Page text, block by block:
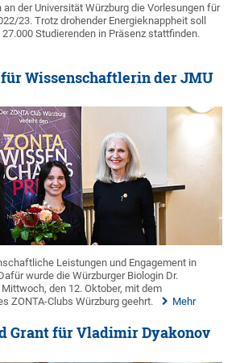
an der Universität Würzburg die Vorlesungen für
23. Trotz drohender Energieknappheit soll
Studierenden in Präsenz stattfinden.
Wissenschaftlerin der JMU
Leistungen und Engagement in
wurde die Würzburger Biologin Dr.
den 12. Oktober, mit dem
ZONTA-Clubs Würzburg geehrt.
Mehr
Grant für Vladimir Dyakonov